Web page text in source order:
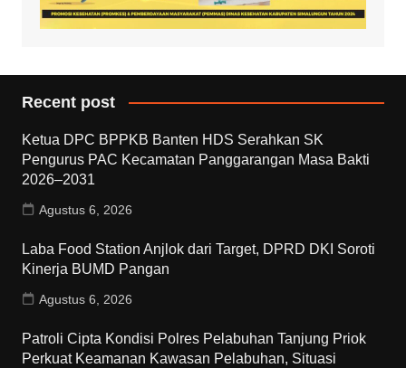
Recent post
Ketua DPC BPPKB Banten HDS Serahkan SK
Pengurus PAC Kecamatan Panggarangan Masa Bakti
2026–2031
Agustus 6, 2026
Laba Food Station Anjlok dari Target, DPRD DKI Soroti
Kinerja BUMD Pangan
Agustus 6, 2026
Patroli Cipta Kondisi Polres Pelabuhan Tanjung Priok
Perkuat Keamanan Kawasan Pelabuhan, Situasi